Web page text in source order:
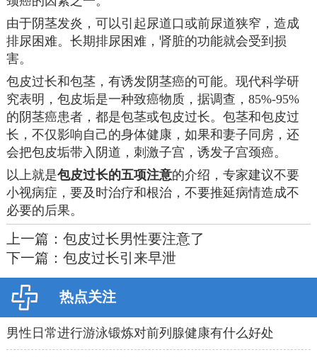
由于阴茎发炎，可以引起尿道口或前尿道狭窄，造成
排尿困难。长期排尿困难，肾脏的功能就会受到损
害。
包皮过长和包茎，有诱发阴茎癌的可能。现代科学研
究表明，包皮垢是一种致癌物质，据调查，85%-95%
的阴茎癌患者，都是包茎或包皮过长。包茎和包皮过
长，不仅影响自己的身体健康，如果和妻子同房，还
会把包皮垢带入阴道，刺激子宫，诱发子宫颈癌。
以上就是包皮过长的五项注意的介绍，专家建议不要
小视病症，要及时治疗和根治，不要推延病情造成不
必要的后果。
上一篇： 包皮过长男性要注意了
下一篇： 包皮过长引来早泄
热点关注
男性日常进行游泳锻炼对前列腺健康有什么好处